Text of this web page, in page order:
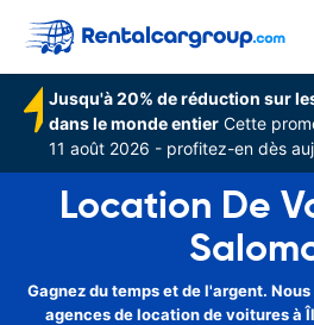
Jusqu'à 20% de réduction sur
dans le monde entier Cette
11 août 2026 - profitez-en dès
Location De
Gagnez du temps et de l'argent.
agences de location de voitures à